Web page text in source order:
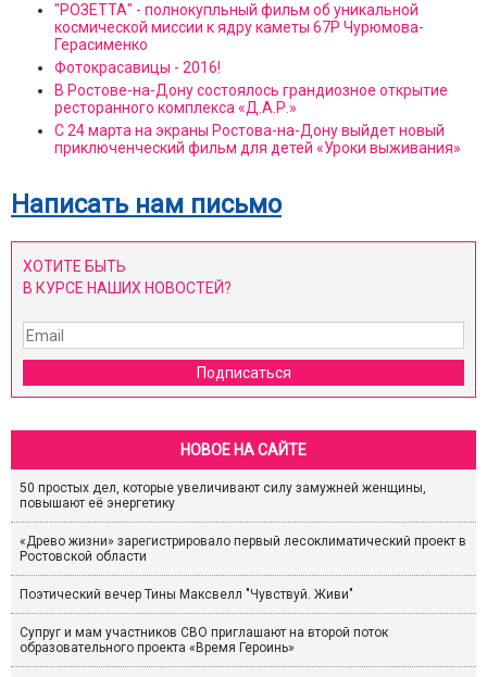
"РОЗЕТТА" - полнокупльный фильм об уникальной
космической миссии к ядру каметы 67Р Чурюмова-
Герасименко
Фотокрасавицы - 2016!
В Ростове-на-Дону состоялось грандиозное открытие
ресторанного комплекса «Д.А.Р.»
С 24 марта на экраны Ростова-на-Дону выйдет новый
приключенческий фильм для детей «Уроки выживания»
Написать нам письмо
ХОТИТЕ БЫТЬ
В КУРСЕ НАШИХ НОВОСТЕЙ?
Подписаться
НОВОЕ НА САЙТЕ
50 простых дел, которые увеличивают силу замужней женщины,
повышают её энергетику
«Древо жизни» зарегистрировало первый лесоклиматический проект в
Ростовской области
Поэтический вечер Тины Максвелл "Чувствуй. Живи"
Супруг и мам участников СВО приглашают на второй поток
образовательного проекта «Время Героинь»